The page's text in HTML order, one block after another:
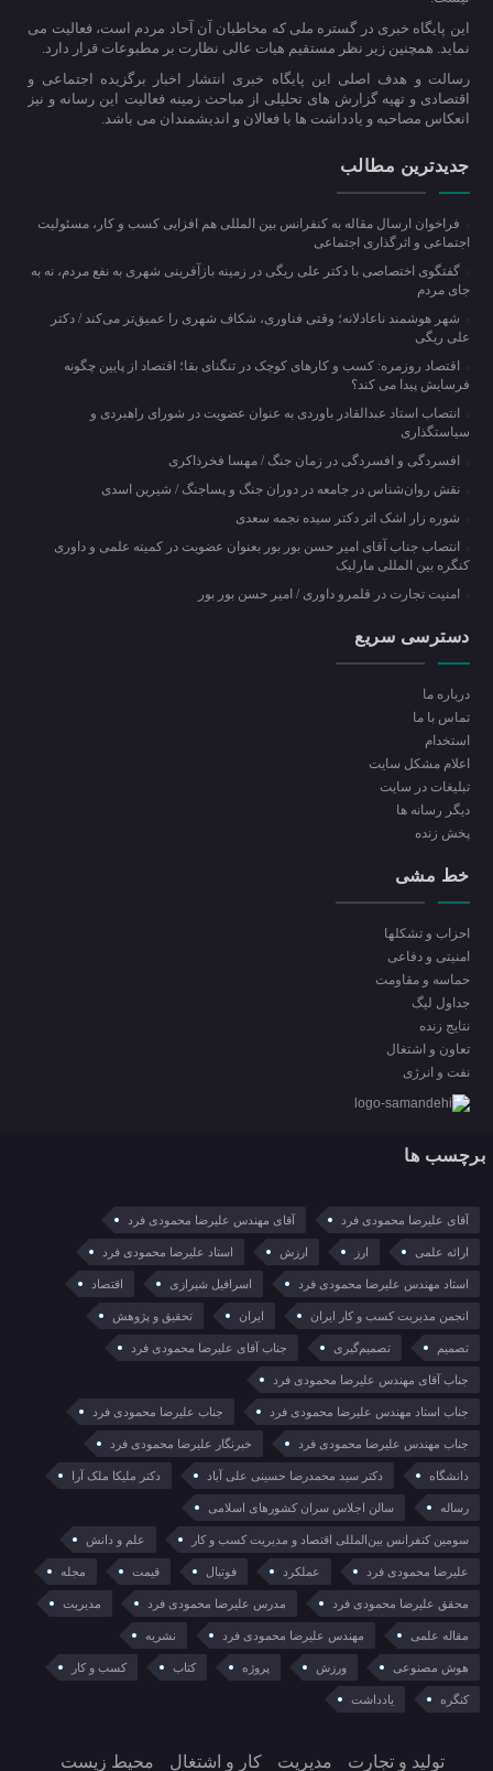
این پایگاه خبری در گستره ملی که مخاطبان آن آحاد مردم است، فعالیت می
نماید. همچنین زیر نظر مستقیم هیات عالی نظارت بر مطبوعات قرار دارد.
رسالت و هدف اصلی این پایگاه خبری انتشار اخبار برگزیده اجتماعی و
اقتصادی و تهیه گزارش های تحلیلی از مباحث زمینه فعالیت این رسانه و نیز
انعکاس مصاحبه و یادداشت ها با فعالان و اندیشمندان می باشد.
جدیدترین مطالب
فراخوان ارسال مقاله به کنفرانس بین المللی هم افزایی کسب و کار، مسئولیت
اجتماعی و اثرگذاری اجتماعی
گفتگوی اختصاصی با دکتر علی ریگی در زمینه بازآفرینی شهری به نفع مردم، نه به
جای مردم
شهر هوشمند ناعادلانه؛ وقتی فناوری، شکاف شهری را عمیق‌تر می‌کند / دکتر
علی ریگی
اقتصاد روزمره: کسب‌ و کارهای کوچک در تنگنای بقا؛ اقتصاد از پایین چگونه
فرسایش پیدا می کند؟
انتصاب استاد عبدالقادر باوردی به عنوان عضویت در شورای راهبردی و
سیاستگذاری
افسردگی و افسردگی در زمان جنگ / مهسا فخرذاکری
نقش روان‌شناس در جامعه در دوران جنگ و پساجنگ / شیرین اسدی
شوره زار اشک اثر دکتر سیده نجمه سعدی
انتصاب جناب آقای امیر حسن بور بور بعنوان عضویت در کمیته علمی و داوری
کنگره بین المللی مارلیک
امنیت تجارت در قلمرو داوری / امیر حسن بور بور
دسترسی سریع
درباره ما
تماس با ما
استخدام
اعلام مشکل سایت
تبلیغات در سایت
ديگر رسانه ها
پخش زنده
خط مشی
احزاب و تشکلها
امنیتی و دفاعی
حماسه و مقاومت
جداول لیگ
نتایج زنده
تعاون و اشتغال
نفت و انرژی
برچسب ها
آقای علیرضا محمودی فرد آقای مهندس علیرضا محمودی فرد
ارائه علمی ارز ارزش استاد علیرضا محمودی فرد
استاد مهندس علیرضا محمودی فرد اسرافیل شیرازی اقتصاد
انجمن مدیریت کسب و کار ایران ایران تحقیق و پژوهش
تصمیم تصمیم‌گیری جناب آقای علیرضا محمودی فرد
جناب آقای مهندس علیرضا محمودی فرد
جناب استاد مهندس علیرضا محمودی فرد جناب علیرضا محمودی فرد
جناب مهندس علیرضا محمودی فرد خبرنگار علیرضا محمودی فرد
دانشگاه دکتر سید محمدرضا حسینی علی آباد دکتر ملیکا ملک آرا
رساله سالن اجلاس سران کشورهای اسلامی
سومین کنفرانس بین‌المللی اقتصاد و مدیریت کسب و کار علم و دانش
علیرضا محمودی فرد عملکرد فوتبال قیمت مجله
محقق علیرضا محمودی فرد مدرس علیرضا محمودی فرد مدیریت
مقاله علمی مهندس علیرضا محمودی فرد نشریه
هوش مصنوعی ورزش پروژه کتاب کسب و کار
کنگره یادداشت
تولید و تجارت مدیریت کار و اشتغال محیط زیست